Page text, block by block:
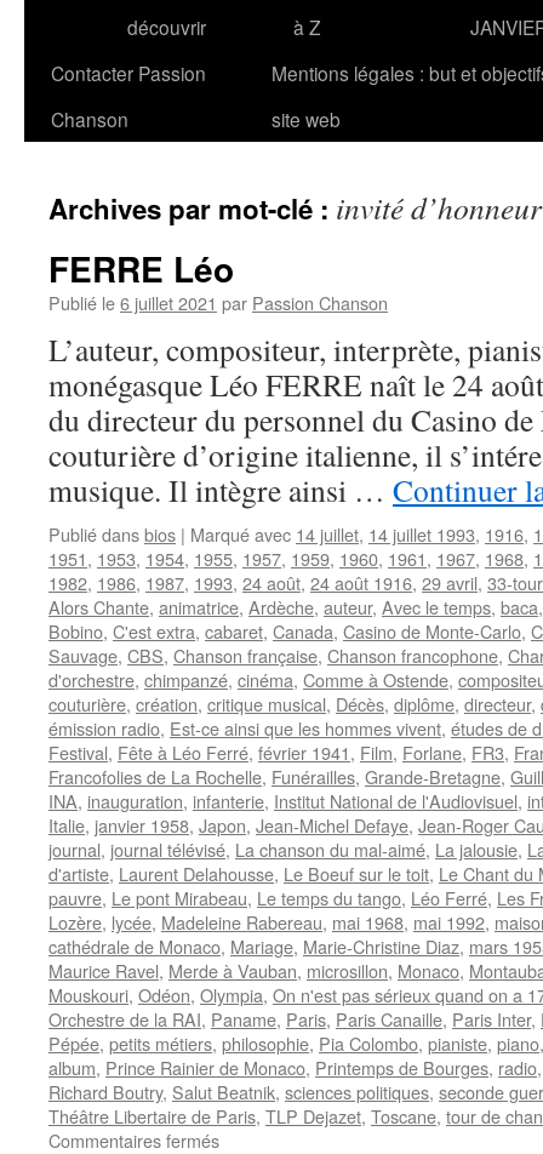
découvrir
à Z
Contacter Passion
Chanson
Mentions légales : but et
site web
Archives par mot-clé : invité d’honneur
FERRE Léo
Publié le6 juillet 2021 par Passion Chanson
L’auteur, compositeur, interprète,
monégasque Léo FERRE naît le 24
du directeur du personnel du Casino
couturière d’origine italienne, il
musique. Il intègre ainsi … Continuer
Publié dansbios | Marqué avec 14 juillet, 14 juillet 1993, 1916,
1951, 1953, 1954, 1955, 1957, 1959, 1960, 1961, 1967, 1968,
1982, 1986, 1987, 1993, 24 août, 24 août 1916, 29 avril, 33-
Alors Chante, animatrice, Ardèche, auteur, Avec le temps, baca
Bobino, C'est extra, cabaret, Canada, Casino de Monte-Carlo,
Sauvage, CBS, Chanson française, Chanson francophone,
d'orchestre, chimpanzé, cinéma, Comme à Ostende,
couturière, création, critique musical, Décès, diplôme, directeur,
émission radio, Est-ce ainsi que les hommes vivent, études de
Festival, Fête à Léo Ferré, février 1941, Film, Forlane, FR3,
Francofolies de La Rochelle, Funérailles, Grande-Bretagne,
INA, inauguration, infanterie, Institut National de l'Audiovisuel,
Italie, janvier 1958, Japon, Jean-Michel Defaye, Jean-Roger
journal, journal télévisé, La chanson du mal-aimé, La jalousie,
d'artiste, Laurent Delahousse, Le Boeuf sur le toit, Le Chant du
pauvre, Le pont Mirabeau, Le temps du tango, Léo Ferré, Les
Lozère, lycée, Madeleine Rabereau, mai 1968, mai 1992,
cathédrale de Monaco, Mariage, Marie-Christine Diaz, mars
Maurice Ravel, Merde à Vauban, microsillon, Monaco,
Mouskouri, Odéon, Olympia, On n'est pas sérieux quand on a
Orchestre de la RAI, Paname, Paris, Paris Canaille, Paris Inter,
Pépée, petits métiers, philosophie, Pia Colombo, pianiste, piano
album, Prince Rainier de Monaco, Printemps de Bourges, radio
Richard Boutry, Salut Beatnik, sciences politiques, seconde
Théâtre Libertaire de Paris, TLP Dejazet, Toscane, tour de
Commentaires ferméssur